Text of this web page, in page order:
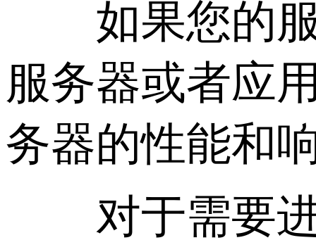
如果您的服
服务器或者应
务器的性能和
对于需要进